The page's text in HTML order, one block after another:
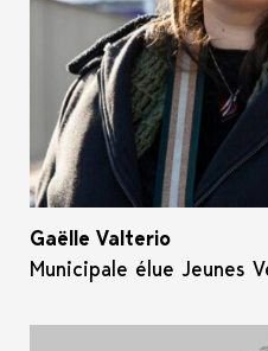
Gaëlle Valterio
Municipale élue Jeunes